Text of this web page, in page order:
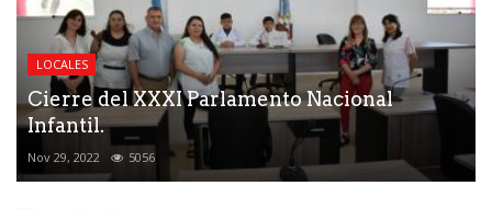
LOCALES
Cierre del XXXI Parlamento Nacional
Infantil.
Nov 29, 2022 5056